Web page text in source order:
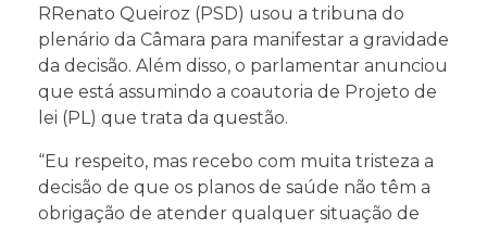
RRenato Queiroz (PSD) usou a tribuna do
plenário da Câmara para manifestar a gravidade
da decisão. Além disso, o parlamentar anunciou
que está assumindo a coautoria de Projeto de
lei (PL) que trata da questão.
“Eu respeito, mas recebo com muita tristeza a
decisão de que os planos de saúde não têm a
obrigação de atender qualquer situação de